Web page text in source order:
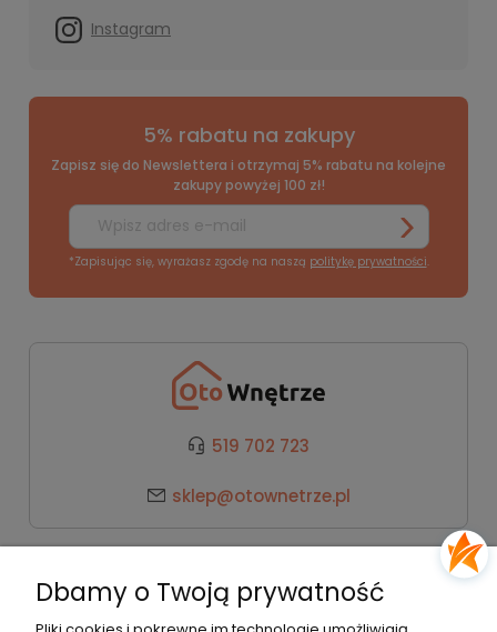
Instagram
5% rabatu na zakupy
Zapisz się do Newslettera i otrzymaj 5% rabatu na kolejne
zakupy powyżej 100 zł!
*Zapisując się, wyrażasz zgodę na naszą politykę prywatności.
519 702 723
sklep@otownetrze.pl
Dbamy o Twoją prywatność